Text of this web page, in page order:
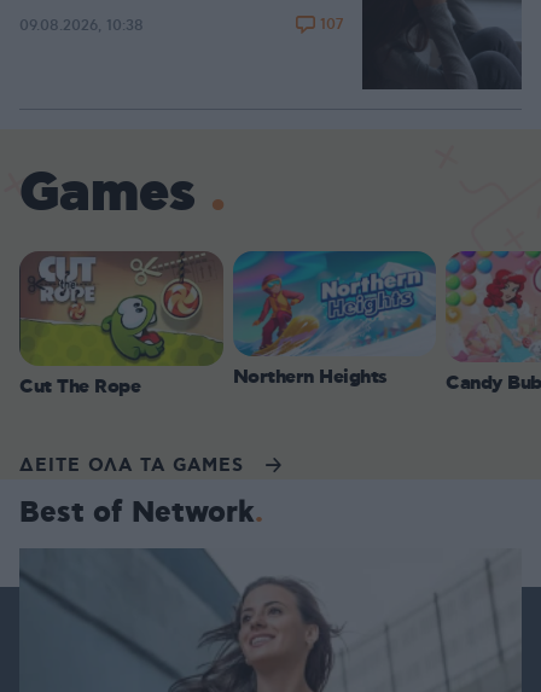
09.08.2026, 10:38 107
Games
Cut The Rope Northern Heights Candy
ΔΕΙΤΕ ΟΛΑ ΤΑ GAMES
Best of Network